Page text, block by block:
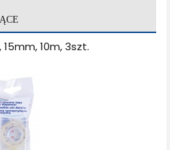
10m, 3szt.